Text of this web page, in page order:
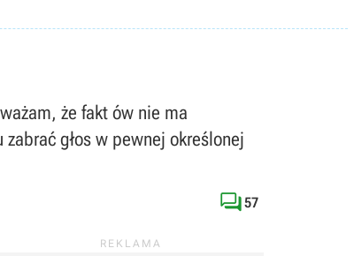
że fakt ów nie ma
głos w pewnej określonej
57